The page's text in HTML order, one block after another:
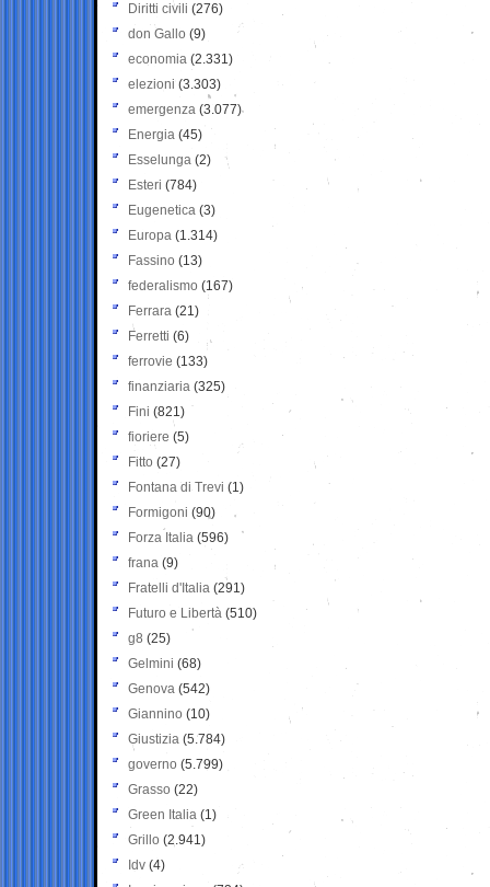
Diritti civili (276)
don Gallo (9)
economia (2.331)
elezioni (3.303)
emergenza (3.077)
Energia (45)
Esselunga (2)
Esteri (784)
Eugenetica (3)
Europa (1.314)
Fassino (13)
federalismo (167)
Ferrara (21)
Ferretti (6)
ferrovie (133)
finanziaria (325)
Fini (821)
fioriere (5)
Fitto (27)
Fontana di Trevi (1)
Formigoni (90)
Forza Italia (596)
frana (9)
Fratelli d'Italia (291)
Futuro e Libertà (510)
g8 (25)
Gelmini (68)
Genova (542)
Giannino (10)
Giustizia (5.784)
governo (5.799)
Grasso (22)
Green Italia (1)
Grillo (2.941)
Idv (4)